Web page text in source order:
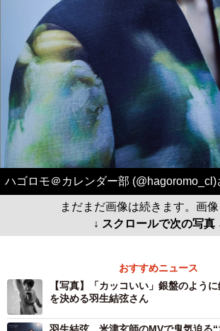
ハゴロモ＠カレンダー部 (@hagoromo_cl)
まだまだ画像は続きます。画像
↓ スクロールで次の写真
おすすめニュース
【写真】「カッコいい」銀盤のよう
を決める羽生結弦さん